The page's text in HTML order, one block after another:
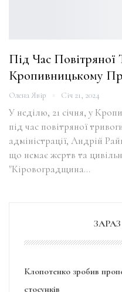
Під Час Повітряної
Кропивницькому
Олена Явір Січ 21, 2024
У неділю, 21 січня, у
під час повітряної
адміністрації, Андрій
що немає жертв та
"Кіровоградщина…
Клопотенко зробив
стосунків